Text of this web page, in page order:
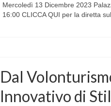
Mercoledì 13 Dicembre 2023
16:00 CLICCA QUI per la diretta
Dal
Innovativo di